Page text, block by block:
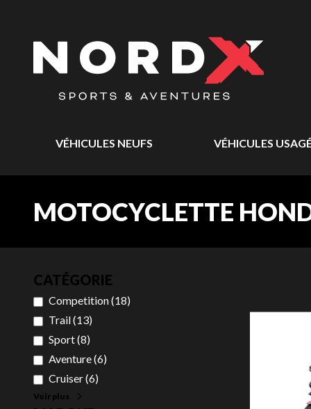
VÉHICULES NEUFS VÉHICULES
MOTOCYCLETTE
CATÉGORIE
Competition(18)
Trail(13)
Sport(8)
Aventure(6)
Cruiser(6)
Voir plus